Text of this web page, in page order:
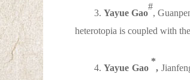
3.Yayue Gao
#
,
heterotopia is coupled with
4.Yayue Gao
*
,